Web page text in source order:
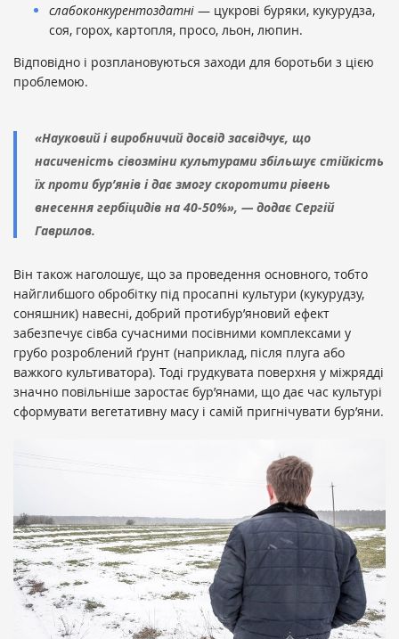
слабоконкурентоздатні — цукрові буряки, кукурудза,
соя, горох, картопля, просо, льон, люпин.
Відповідно і розплановуються заходи для боротьби з цією
проблемою.
«Науковий і виробничий досвід засвідчує, що
насиченість сівозміни культурами збільшує стійкість
їх проти бур’янів і дає змогу скоротити рівень
внесення гербіцидів на 40-50%», — додає Сергій
Гаврилов.
Він також наголошує, що за проведення основного, тобто
найглибшого обробітку під просапні культури (кукурудзу,
соняшник) навесні, добрий протибур’яновий ефект
забезпечує сівба сучасними посівними комплексами у
грубо розроблений ґрунт (наприклад, після плуга або
важкого культиватора). Тоді грудкувата поверхня у міжрядді
значно повільніше заростає бур’янами, що дає час культурі
сформувати вегетативну масу і самій пригнічувати бур’яни.